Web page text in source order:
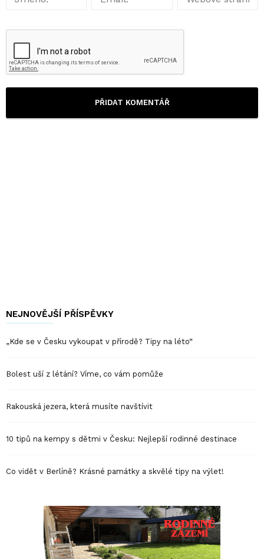
NEJNOVĚJŠÍ PŘÍSPĚVKY
„Kde se v Česku vykoupat v přírodě? Tipy na léto“
Bolest uší z létání? Víme, co vám pomůže
Rakouská jezera, která musíte navštívit
10 tipů na kempy s dětmi v Česku: Nejlepší rodinné destinace
Co vidět v Berlíně? Krásné památky a skvělé tipy na výlet!